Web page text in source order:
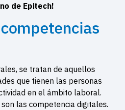
de Epitech!
se tratan de aquellos
que tienen las personas
en el ámbito laboral.
las competencia digitales.